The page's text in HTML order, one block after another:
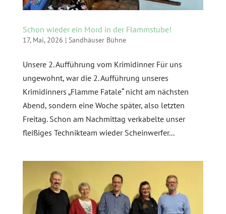
Schon wieder ein Mord in der Flammstube!
17, Mai, 2026 | Sandhäuser Bühne
Unsere 2. Aufführung vom Krimidinner Für uns
ungewohnt, war die 2. Aufführung unseres
Krimidinners „Flamme Fatale“ nicht am nächsten
Abend, sondern eine Woche später, also letzten
Freitag. Schon am Nachmittag verkabelte unser
fleißiges Technikteam wieder Scheinwerfer...